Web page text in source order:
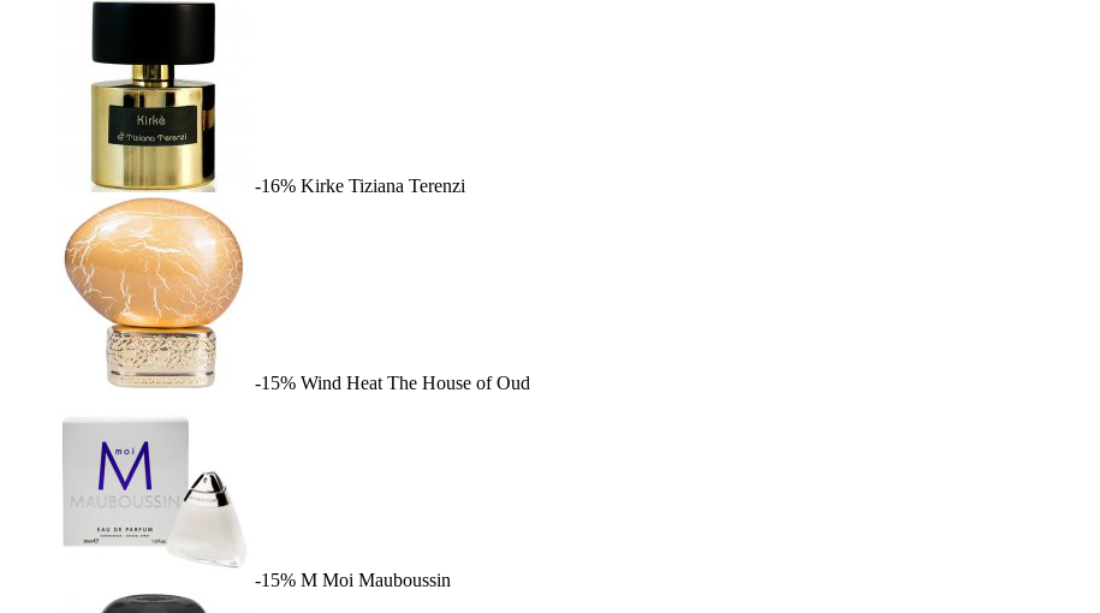
-16% Kirke Tiziana Terenzi
-15% Wind Heat The House of Oud
-15% M Moi Mauboussin